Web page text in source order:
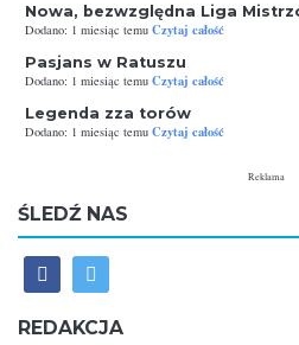
Nowa, bezwzględna Liga
Dodano: 1 miesiąc temu Czytaj całość
Pasjans w Ratuszu
Dodano: 1 miesiąc temu Czytaj całość
Legenda zza torów
Dodano: 1 miesiąc temu Czytaj całość
Reklama
ŚLEDŹ NAS
REDAKCJA